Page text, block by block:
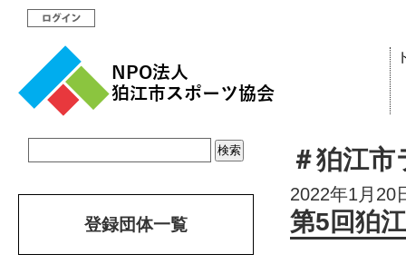
＃狛江
2022年1月20
第5回狛
登録団体一覧